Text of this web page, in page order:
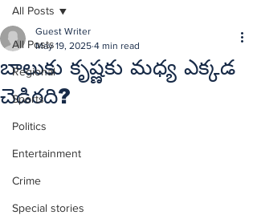
All Posts
Regional
Sports
Politics
Entertainment
Crime
Special stories
All Posts
బాలుకు కృష్ణకు మధ్య ఎక్కడ
చెడిరది?
Guest Writer
May 19, 2025 4 min read